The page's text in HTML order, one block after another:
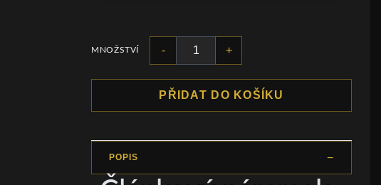
MNOŽSTVÍ - +
PŘIDAT DO KOŠÍKU
POPIS